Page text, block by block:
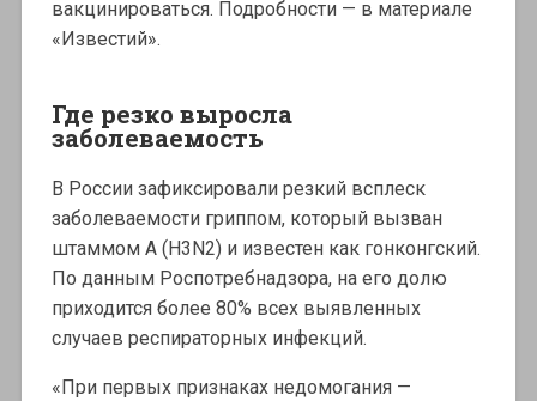
вакцинироваться. Подробности — в материале
«Известий».
Где резко выросла
заболеваемость
В России зафиксировали резкий всплеск
заболеваемости гриппом, который вызван
штаммом А (H3N2) и известен как гонконгский.
По данным Роспотребнадзора, на его долю
приходится более 80% всех выявленных
случаев респираторных инфекций.
«При первых признаках недомогания —